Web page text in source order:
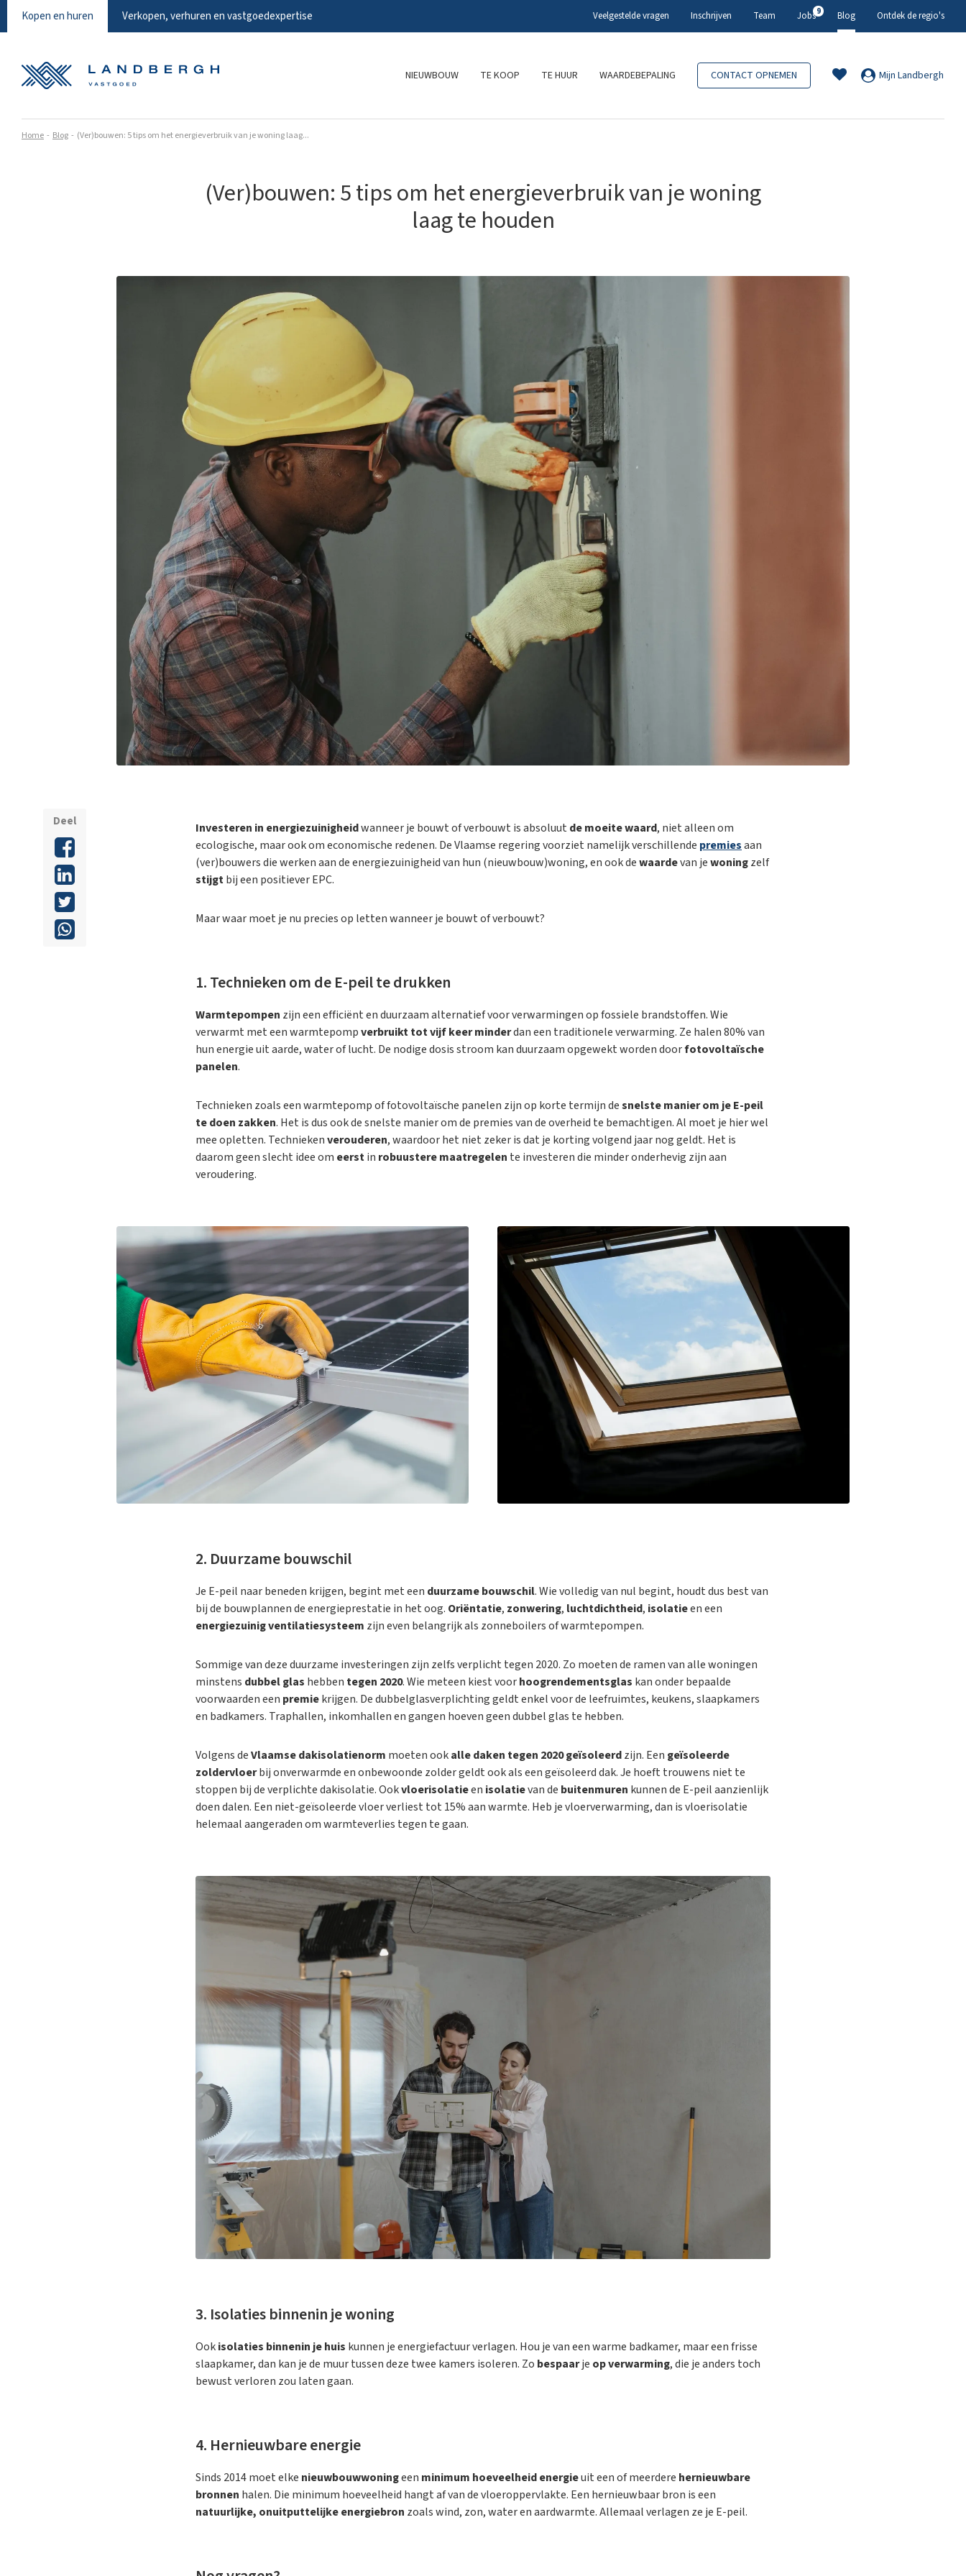
NIEUWBOUW TE KOOP TE HUUR WAARDEBEPALING CONTACT OPNEMEN Mijn Landbergh
Kopen en huren Verkopen, verhuren en vastgoedexpertise Veelgestelde vragen Inschrijven Team Jobs9 Blog Ontdek de regio's
Home Blog (Ver)bouwen: 5 tips om het energieverbruik van je woning laag...
(Ver)bouwen: 5 tips om het energieverbruik van je woning
laag te houden
Investeren in energiezuinigheidwanneer je bouwt of verbouwt is absoluut de moeite waard, niet alleen om
ecologische, maar ook om economische redenen. De Vlaamse regering voorziet namelijk verschillende premiesaan
(ver)bouwers die werken aan de energiezuinigheid van hun (nieuwbouw)woning, en ook dewaardevan jewoningzelf
stijgtbij een positiever EPC.
Maar waar moet je nu precies op letten wanneer je bouwt of verbouwt?
1. Technieken om de E-peil te drukken
Warmtepompen zijn een efficiënt en duurzaam alternatief voor verwarmingen op fossiele brandstoffen. Wie
verwarmt met een warmtepompverbruikt tot vijf keer minderdan een traditionele verwarming. Ze halen 80% van
hun energie uit aarde, water of lucht. De nodige dosis stroom kan duurzaam opgewekt worden doorfotovoltaïsche
panelen.
Technieken zoals een warmtepomp of fotovoltaïsche panelen zijn op korte termijn desnelste manier om je E-peil
te doen zakken. Het is dus ook de snelste manier om de premies van de overheid te bemachtigen. Al moet je hier wel
mee opletten. Techniekenverouderen, waardoor het niet zeker is dat je korting volgend jaar nog geldt. Het is
daarom geen slecht idee om eerstin robuustere maatregelen te investeren die minder onderhevig zijn aan
veroudering.
2. Duurzame bouwschil
Je E-peil naar beneden krijgen, begint met een duurzame bouwschil. Wie volledig van nul begint, houdt dus best van
bij de bouwplannen de energieprestatie in het oog. Oriëntatie, zonwering, luchtdichtheid, isolatieen een
energiezuinig ventilatiesysteem zijn even belangrijk als zonneboilers of warmtepompen.
Sommige van deze duurzame investeringen zijn zelfs verplicht tegen 2020. Zo moeten de ramen van alle woningen
minstens dubbel glas hebben tegen 2020. Wie meteen kiest voorhoogrendementsglas kan onder bepaalde
voorwaarden een premiekrijgen. De dubbelglasverplichting geldt enkel voor de leefruimtes, keukens, slaapkamers
en badkamers. Traphallen, inkomhallen en gangen hoeven geen dubbel glas te hebben.
Volgens deVlaamse dakisolatienorm moeten ookalle daken tegen 2020 geïsoleerdzijn. Een geïsoleerde
zoldervloerbij onverwarmde en onbewoonde zolder geldt ook als een geïsoleerd dak. Je hoeft trouwens niet te
stoppen bij de verplichte dakisolatie. Ookvloerisolatieen isolatievan de buitenmuren kunnen de E-peil aanzienlijk
doen dalen. Een niet-geïsoleerde vloer verliest tot 15% aan warmte. Heb je vloerverwarming, dan is vloerisolatie
helemaal aangeraden om warmteverlies tegen te gaan.
3. Isolaties binnenin je woning
Ookisolaties binnenin je huis kunnen je energiefactuur verlagen. Hou je van een warme badkamer, maar een frisse
slaapkamer, dan kan je de muur tussen deze twee kamers isoleren. Zo bespaarje opverwarming, die je anders toch
bewust verloren zou laten gaan.
4. Hernieuwbare energie
Sinds 2014 moet elke nieuwbouwwoningeen minimum hoeveelheid energieuit een of meerdere hernieuwbare
bronnen halen. Die minimum hoeveelheid hangt af van de vloeroppervlakte. Een hernieuwbaar bron is een
natuurlijke, onuitputtelijke energiebron zoals wind, zon, water en aardwarmte. Allemaal verlagen ze je E-peil.
Deel